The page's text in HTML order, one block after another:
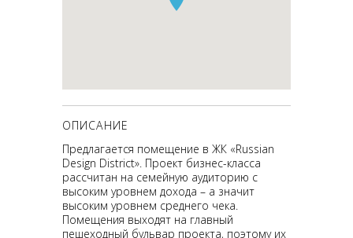
ОПИСАНИЕ
Предлагается помещение в ЖК «Russian
Design District». Проект бизнес-класса
рассчитан на семейную аудиторию с
высоким уровнем дохода – а значит
высоким уровнем среднего чека.
Помещения выходят на главный
пешеходный бульвар проекта, поэтому их